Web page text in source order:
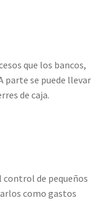
que los bancos,
parte se puede llevar
de caja.
de pequeños
como gastos